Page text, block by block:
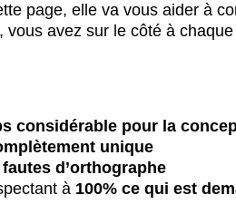
page, elle va vous aider à
vous avez sur le côté à
considérable pour la
unique
d’orthographe
à 100% ce qui est